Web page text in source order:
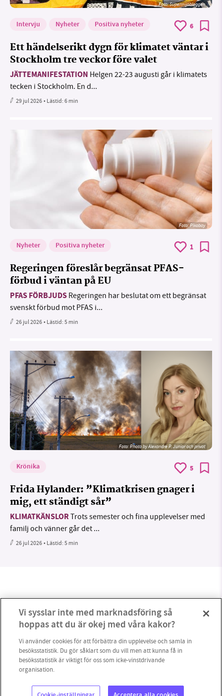
Foto: Supermijöbloggen
Intervju Nyheter Positiva nyheter 6
Ett händelserikt dygn för klimatet väntar i
Stockholm tre veckor före valet
JÄTTEMANIFESTATION Helgen 22-23 augusti går i klimatets
tecken i Stockholm. En d...
29 jul 2026• Lästid:6 min
Foto:Pixabay
Nyheter Positiva nyheter 1
Regeringen föreslår begränsat PFAS-
förbud i väntan på EU
PFAS FÖRBJUDS Regeringen har beslutat om ett begränsat
svenskt förbud mot PFAS i...
26 jul 2026• Lästid:5 min
Foto:Photo by Alexandre P. Junior och privat
Krönika 5
Frida Hylander: ”Klimatkrisen gnager i
mig, ett ständigt sår”
KLIMATKÄNSLORTrots semester och fina upplevelser med
familj och vänner går det ...
26 jul 2026• Lästid:5 min
Vi sysslar inte med marknadsföring så
hoppas att du är okej med våra kakor?
Vi använder cookies för att förbättra din upplevelse och samla in
besöksstatistik. Du gör såklart som du vill men att kunna få in
besöksstatistik är viktigt för oss som icke-vinstdrivande
organisation.